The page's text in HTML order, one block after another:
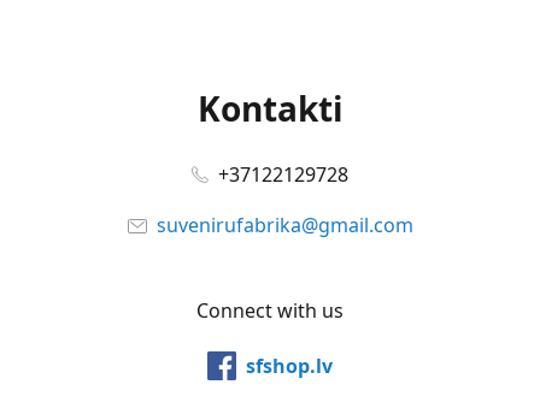
Kontakti
+37122129728
suvenirufabrika@gmail.com
Connect with us
sfshop.lv